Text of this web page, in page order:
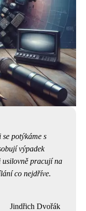
potýkáme s
výpadek
usilovně pracují na
co nejdříve.
Jindřich Dvořák